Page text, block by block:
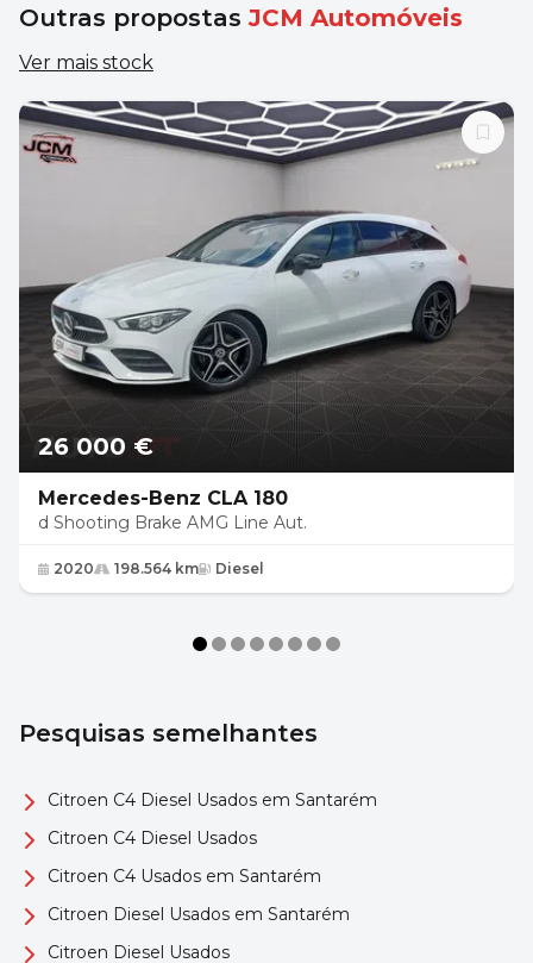
Outras propostas JCM Automóveis
Ver mais stock
26 000 €
Mercedes-Benz CLA 180
d Shooting Brake AMG Line Aut.
2020 198.564 km Diesel
Pesquisas semelhantes
Citroen C4 Diesel Usados em Santarém
Citroen C4 Diesel Usados
Citroen C4 Usados em Santarém
Citroen Diesel Usados em Santarém
Citroen Diesel Usados